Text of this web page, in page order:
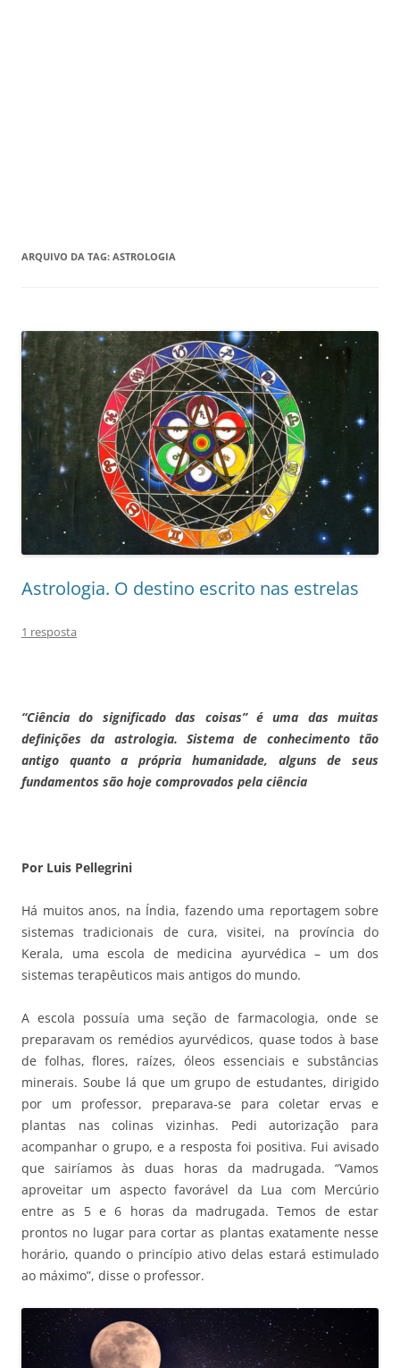
ARQUIVO DA TAG: ASTROLOGIA
Astrologia. O destino escrito nas estrelas
1 resposta
“Ciência do significado das coisas” é uma das muitas
definições da astrologia. Sistema de conhecimento tão
antigo quanto a própria humanidade, alguns de seus
fundamentos são hoje comprovados pela ciência
Por Luis Pellegrini
Há muitos anos, na Índia, fazendo uma reportagem sobre
sistemas tradicionais de cura, visitei, na província do
Kerala, uma escola de medicina ayurvédica – um dos
sistemas terapêuticos mais antigos do mundo.
A escola possuía uma seção de farmacologia, onde se
preparavam os remédios ayurvédicos, quase todos à base
de folhas, flores, raízes, óleos essenciais e substâncias
minerais. Soube lá que um grupo de estudantes, dirigido
por um professor, preparava-se para coletar ervas e
plantas nas colinas vizinhas. Pedi autorização para
acompanhar o grupo, e a resposta foi positiva. Fui avisado
que sairíamos às duas horas da madrugada. “Vamos
aproveitar um aspecto favorável da Lua com Mercúrio
entre as 5 e 6 horas da madrugada. Temos de estar
prontos no lugar para cortar as plantas exatamente nesse
horário, quando o princípio ativo delas estará estimulado
ao máximo”, disse o professor.